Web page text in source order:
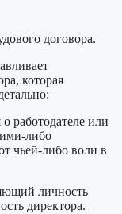
договора.
которая
работодателе или
либо
чьей-либо воли в
личность
директора.